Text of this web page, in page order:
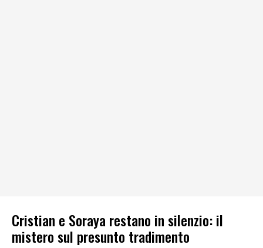
Cristian e Soraya restano in silenzio: il
mistero sul presunto tradimento